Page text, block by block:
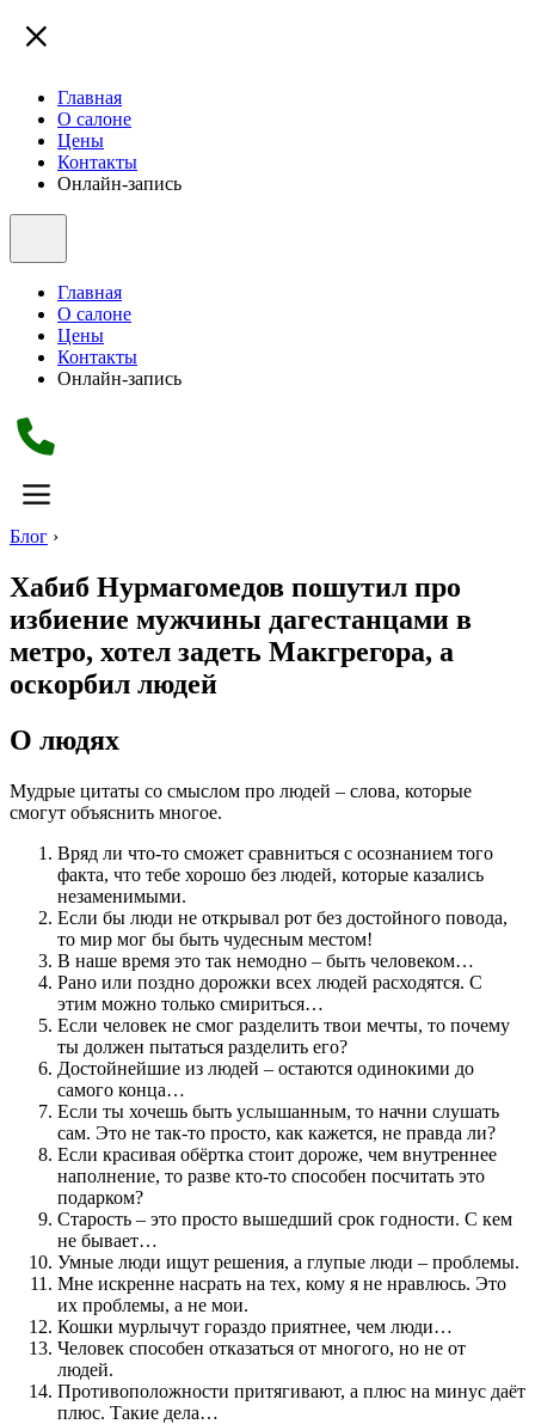
Главная
О салоне
Цены
Контакты
Онлайн-запись
Главная
О салоне
Цены
Контакты
Онлайн-запись
Блог ›
Хабиб Нурмагомедов пошутил про
избиение мужчины дагестанцами в
метро, хотел задеть Макгрегора, а
оскорбил людей
О людях
Мудрые цитаты со смыслом про людей – слова, которые
смогут объяснить многое.
Вряд ли что-то сможет сравниться с осознанием того
факта, что тебе хорошо без людей, которые казались
незаменимыми.
Если бы люди не открывал рот без достойного повода,
то мир мог бы быть чудесным местом!
В наше время это так немодно – быть человеком…
Рано или поздно дорожки всех людей расходятся. С
этим можно только смириться…
Если человек не смог разделить твои мечты, то почему
ты должен пытаться разделить его?
Достойнейшие из людей – остаются одинокими до
самого конца…
Если ты хочешь быть услышанным, то начни слушать
сам. Это не так-то просто, как кажется, не правда ли?
Если красивая обёртка стоит дороже, чем внутреннее
наполнение, то разве кто-то способен посчитать это
подарком?
Старость – это просто вышедший срок годности. С кем
не бывает…
Умные люди ищут решения, а глупые люди – проблемы.
Мне искренне насрать на тех, кому я не нравлюсь. Это
их проблемы, а не мои.
Кошки мурлычут гораздо приятнее, чем люди…
Человек способен отказаться от многого, но не от
людей.
Противоположности притягивают, а плюс на минус даёт
плюс. Такие дела…